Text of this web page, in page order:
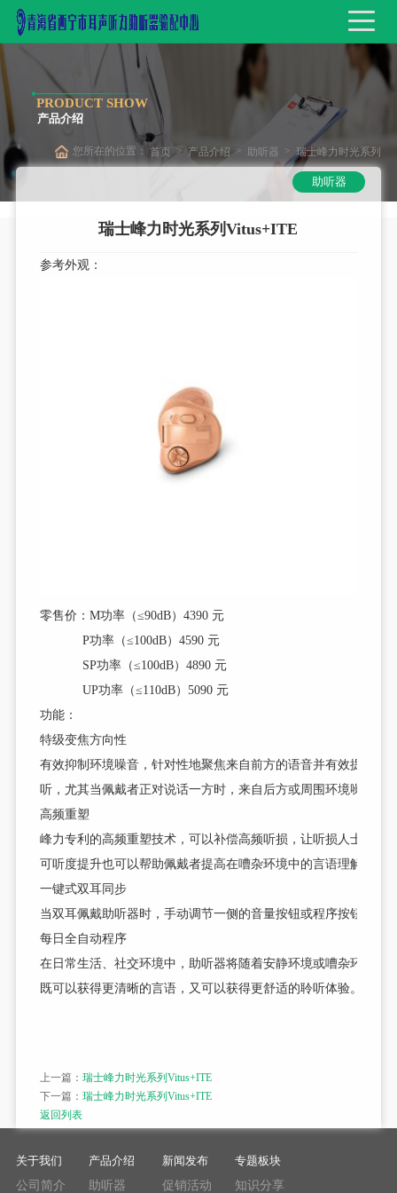
您所在的位置：首页 >产品介绍 > 助听器 >瑞士峰力时光系列
Vitus+ITE
PRODUCT SHOW
产品介绍
助听器
瑞士峰力时光系列Vitus+ITE
参考外观：
零售价：M功率（≤90dB）4390 元
P功率（≤100dB）4590 元
SP功率（≤100dB）4890 元
UP功率（≤110dB）5090 元
功能：
特级变焦方向性
有效抑制环境噪音，针对性地聚焦来自前方的语音并有效提高
听，尤其当佩戴者正对说话一方时，来自后方或周围环境噪音将
高频重塑
峰力专利的高频重塑技术，可以补偿高频听损，让听损人士可
可听度提升也可以帮助佩戴者提高在嘈杂环境中的言语理解力，
一键式双耳同步
当双耳佩戴助听器时，手动调节一侧的音量按钮或程序按钮，
每日全自动程序
在日常生活、社交环境中，助听器将随着安静环境或嘈杂环境
既可以获得更清晰的言语，又可以获得更舒适的聆听体验。
上一篇：瑞士峰力时光系列Vitus+ITE
下一篇：瑞士峰力时光系列Vitus+ITE
返回列表
关于我们
公司简介
产品介绍
助听器
新闻发布
促销活动
专题板块
知识分享